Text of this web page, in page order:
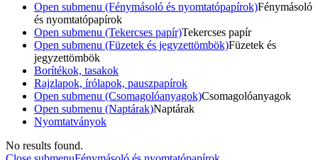
Open submenu (Fénymásoló és nyomtatópapírok)Fénymásoló
és nyomtatópapírok
Open submenu (Tekercses papír)Tekercses papír
Open submenu (Füzetek és jegyzettömbök)Füzetek és
jegyzettömbök
Borítékok, tasakok
Rajzlapok, írólapok, pauszpapírok
Open submenu (Csomagolóanyagok)Csomagolóanyagok
Open submenu (Naptárak)Naptárak
Nyomtatványok
No results found.